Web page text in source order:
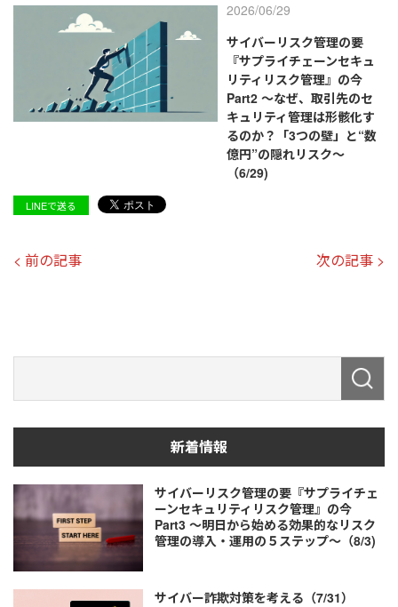
2026/06/29
サイバーリスク管理の要
『サプライチェーンセキュ
リティリスク管理』の今
Part2 ～なぜ、取引先のセ
キュリティ管理は形骸化す
るのか？「3つの壁」と“数
億円”の隠れリスク～
（6/29)
LINEで送る
< 前の記事 次の記事 >
新着情報
サイバーリスク管理の要『サプライチェ
ーンセキュリティリスク管理』の今
Part3 ～明日から始める効果的なリスク
管理の導入・運用の５ステップ～（8/3)
サイバー詐欺対策を考える（7/31）